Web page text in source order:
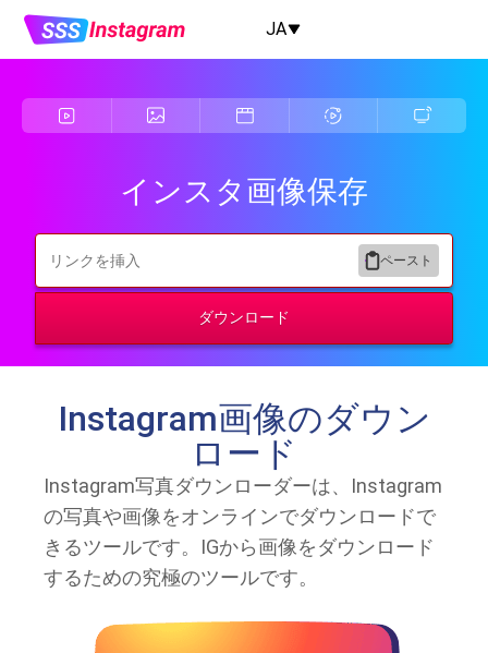
JA
インスタ画像保存
ペースト
ダウンロード
Instagram画像のダウン
ロード
Instagram写真ダウンローダーは、Instagram
の写真や画像をオンラインでダウンロードで
きるツールです。IGから画像をダウンロード
するための究極のツールです。